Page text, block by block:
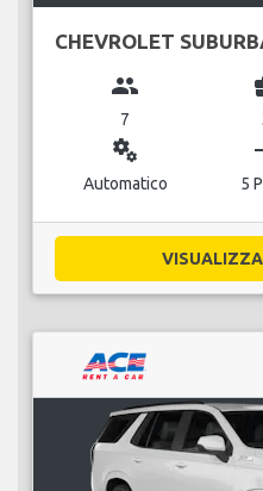
CHEVROLET
group
7
miscellaneous_services
Automatico 5